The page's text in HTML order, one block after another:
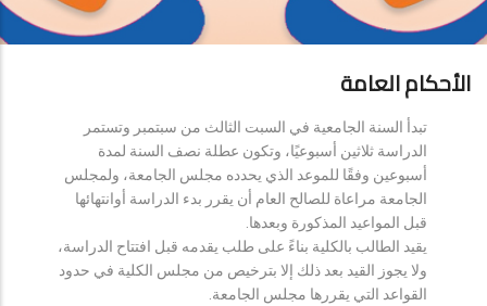
الأحكام العامة
تبدأ السنة الجامعية في السبت الثالث من سبتمبر وتستمر
الدراسة ثلاثين أسبوعيًا، وتكون عطلة نصف السنة لمدة
أسبوعين وفقًا للموعد الذي يحدده مجلس الجامعة، ولمجلس
الجامعة مراعاة للصالح العام أن يقرر بدء الدراسة أوانتهائها
قبل المواعيد المذكورة وبعدها.
يقيد الطالب بالكلية بناءً على طلب يقدمه قبل افتتاح الدراسة،
ولا يجوز القيد بعد ذلك إلا بترخيص من مجلس الكلية في حدود
القواعد التي يقررها مجلس الجامعة.